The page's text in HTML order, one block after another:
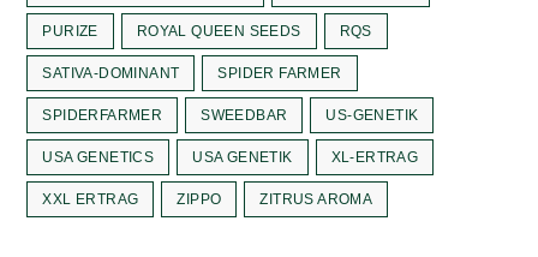
PURIZE ROYAL QUEEN SEEDS RQS
SATIVA-DOMINANT SPIDER FARMER
SPIDERFARMER SWEEDBAR US-GENETIK
USA GENETICS USA GENETIK XL-ERTRAG
XXL ERTRAG ZIPPO ZITRUS AROMA